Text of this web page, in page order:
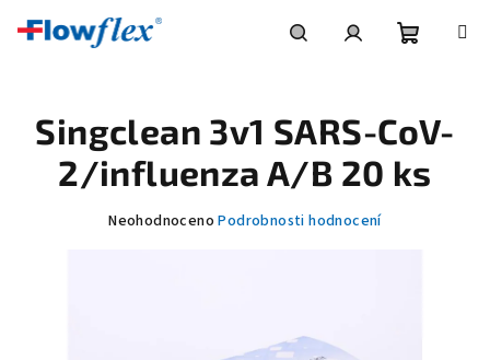
košík
Singclean 3v1 SARS-CoV-
2/influenza A/B 20 ks
Průměrné
Neohodnoceno Podrobnosti hodnocení